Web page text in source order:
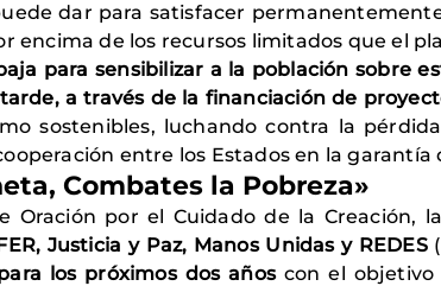
dar para satisfacer
encima de los recursos limitados que el
para sensibilizar a la población sobre
a través de la financiación de
sostenibles, luchando contra la
entre los Estados en la
Combates la Pobreza»
por el Cuidado de la Creación,
Justicia y Paz, Manos Unidas y REDES
los próximos dos añoscon el objetivo